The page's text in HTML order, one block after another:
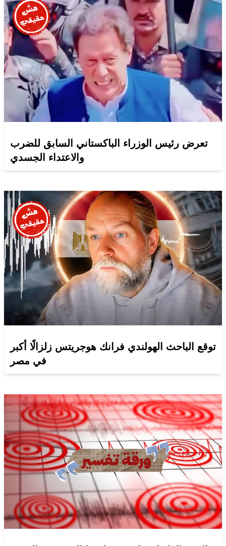
تعرض رئيس الوزراء الباكستاني السابق للضرب
والاعتداء الجسدي
توقع الباحث الهولندي فرانك هوجريتس زلزالًا أكبر
في مصر